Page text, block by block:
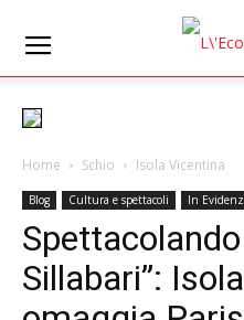
Home Schio Isola Vicentina
Blog Cultura e spettacoli In
Sillabari”: